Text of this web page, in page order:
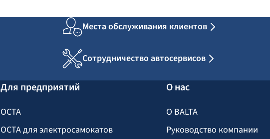
Места обслуживания клиентов
Сотрудничество автосервисов
Для предприятий
OCTA
OCTA для электросамокатов
О нас
О BALTA
Руководство компании